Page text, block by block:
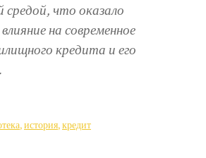
средой, что оказало
на современное
кредита и его
,история,кредит